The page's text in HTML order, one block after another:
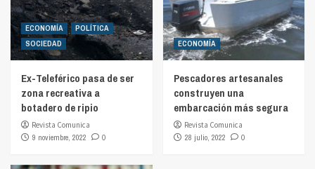
ECONOMÍA
POLÍTICA
SOCIEDAD
Ex-Teleférico pasa de ser
zona recreativa a
botadero de ripio
Revista Comunica
9 noviembre, 2022
0
ECONOMÍA
Pescadores artesanales
construyen una
embarcación más segura
Revista Comunica
28 julio, 2022
0